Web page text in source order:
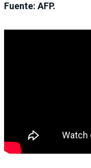
Fuente: AFP.